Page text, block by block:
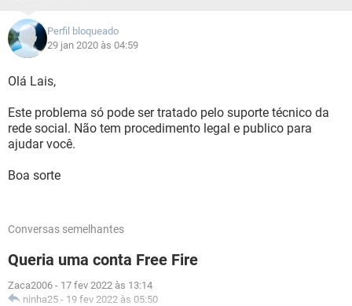
Perfil bloqueado
29 jan 2020 às 04:59
Olá Lais,
Este problema só pode ser tratado pelo suporte técnico da
rede social. Não tem procedimento legal e publico para
ajudar você.
Boa sorte
Conversas semelhantes
Queria uma conta Free Fire
Zaca2006 - 17 fev 2022 às 13:14
ninha25 - 19 fev 2022 às 05:50